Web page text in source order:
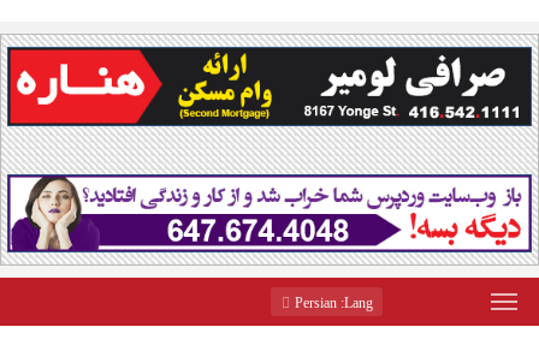
Lang
: Persian